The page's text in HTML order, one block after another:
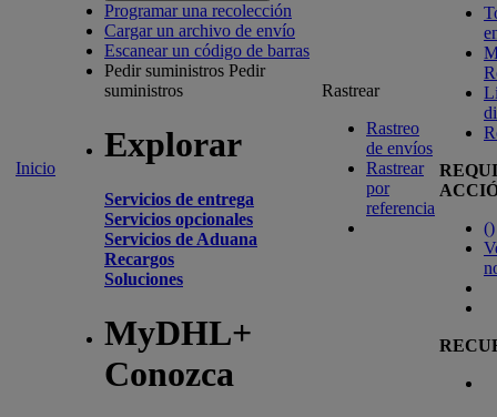
Inicio
Programar una recolección
Cargar un archivo de envío
Escanear un código de barras
Pedir suministros Pedir
suministros
Explorar
Servicios de entrega
Servicios opcionales
Servicios de Aduana
Recargos
Soluciones
MyDHL+
Conozca
Rastrear
Rastreo
de envíos
Rastrear
por
referencia
()